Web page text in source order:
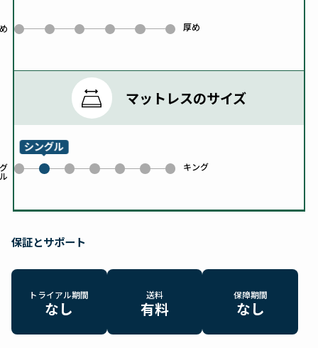
0 1 2 3 4 厚め
5
マットレスのサイズ
ル
0
1
シングル
2 3 4 5 キング
6
保証とサポート
トライアル期間
なし
送料
有料
保障期間
なし